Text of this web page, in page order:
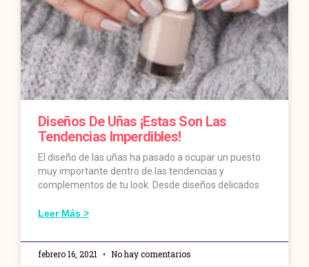
Diseños De Uñas ¡estas Son Las
Tendencias Imperdibles!
El diseño de las uñas ha pasado a ocupar un puesto
muy importante dentro de las tendencias y
complementos de tu look. Desde diseños delicados
Leer Más >
febrero 16, 2021 No hay comentarios